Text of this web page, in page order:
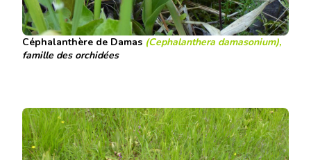
Céphalanthère de Damas (Cephalanthera damasonium),
famille des orchidées